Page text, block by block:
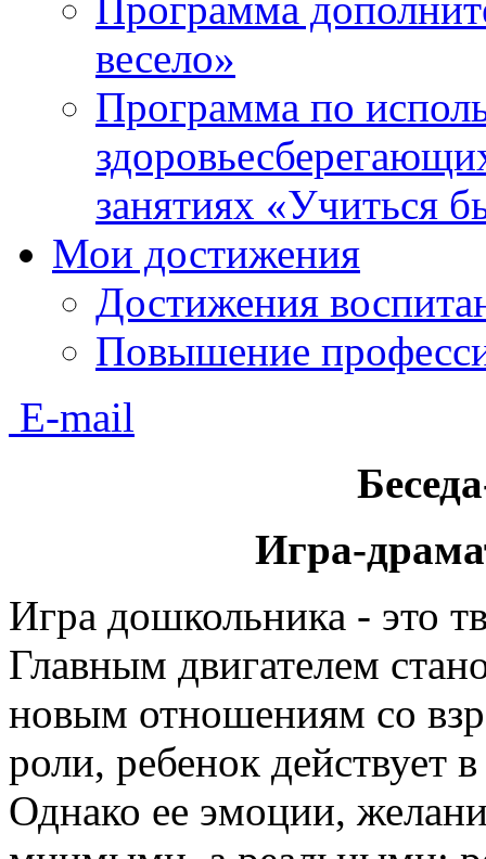
весело»
Программа по
занятиях «Учиться
Мои достижения
Достижения
Повышение
E-mail
Игра-
Игра дошкольника - это
Главным двигателем
новым отношениям со
роли, ребенок действует
Однако ее эмоции,